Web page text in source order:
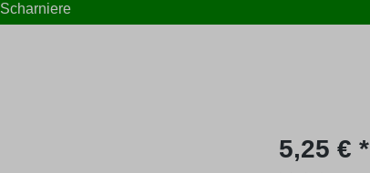
Scharniere
Regulärer Preis:
5,25 € *